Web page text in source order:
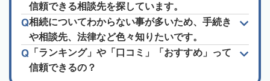
信頼できる相談先を探しています。
相続についてわからない事が多いため、手続き
や相談先、法律など色々知りたいです。
「ランキング」や「口コミ」「おすすめ」って
信頼できるの？